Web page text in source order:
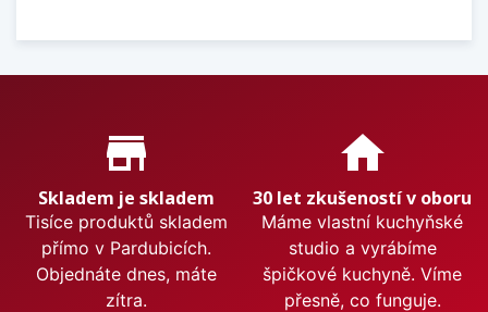
Proč nakupovat u nás?
store_mall_directory
Skladem je skladem
Tisíce produktů skladem
přímo v Pardubicích.
Objednáte dnes, máte
zítra.
home
30 let zkušeností v oboru
Máme vlastní kuchyňské
studio a vyrábíme
špičkové kuchyně. Víme
přesně, co funguje.